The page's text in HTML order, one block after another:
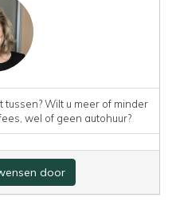
Wilt u meer of minder
wel of geen autohuur?
door